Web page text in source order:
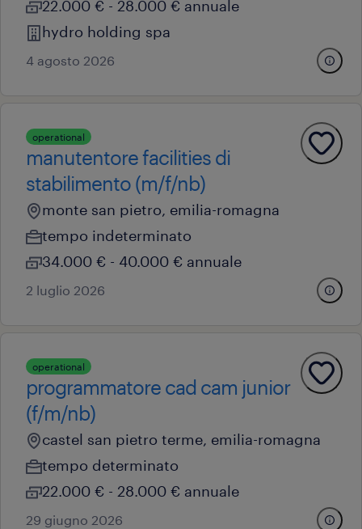
22.000 € - 28.000 € annuale
hydro holding spa
4 agosto 2026
operational
manutentore facilities di
stabilimento (m/f/nb)
monte san pietro, emilia-romagna
tempo indeterminato
34.000 € - 40.000 € annuale
2 luglio 2026
operational
programmatore cad cam junior
(f/m/nb)
castel san pietro terme, emilia-romagna
tempo determinato
22.000 € - 28.000 € annuale
29 giugno 2026